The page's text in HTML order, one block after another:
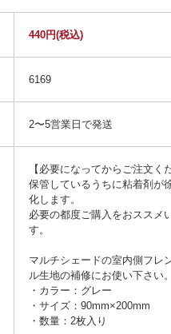
440円(税込)
6169
2〜5営業日で発送
【必要になってからご注文く
保管しているうちに粘着剤が
化します。
必要の都度ご購入をおススメ
す。
マルチシェードの室内側フレ
ル生地の補修にお使い下さい。
・カラー：グレー
・サイズ：90mm×200mm
・数量：2枚入り